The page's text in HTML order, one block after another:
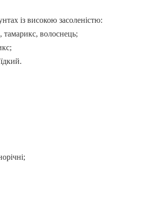
із високою засоленістю:
волоснець;